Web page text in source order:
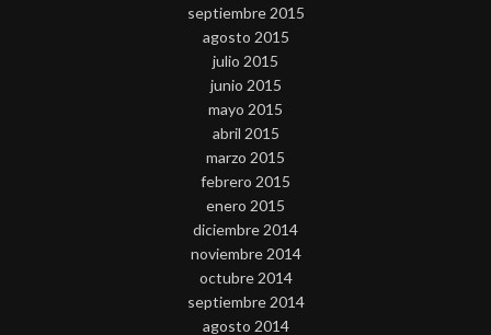
septiembre 2015
agosto 2015
julio 2015
junio 2015
mayo 2015
abril 2015
marzo 2015
febrero 2015
enero 2015
diciembre 2014
noviembre 2014
octubre 2014
septiembre 2014
agosto 2014